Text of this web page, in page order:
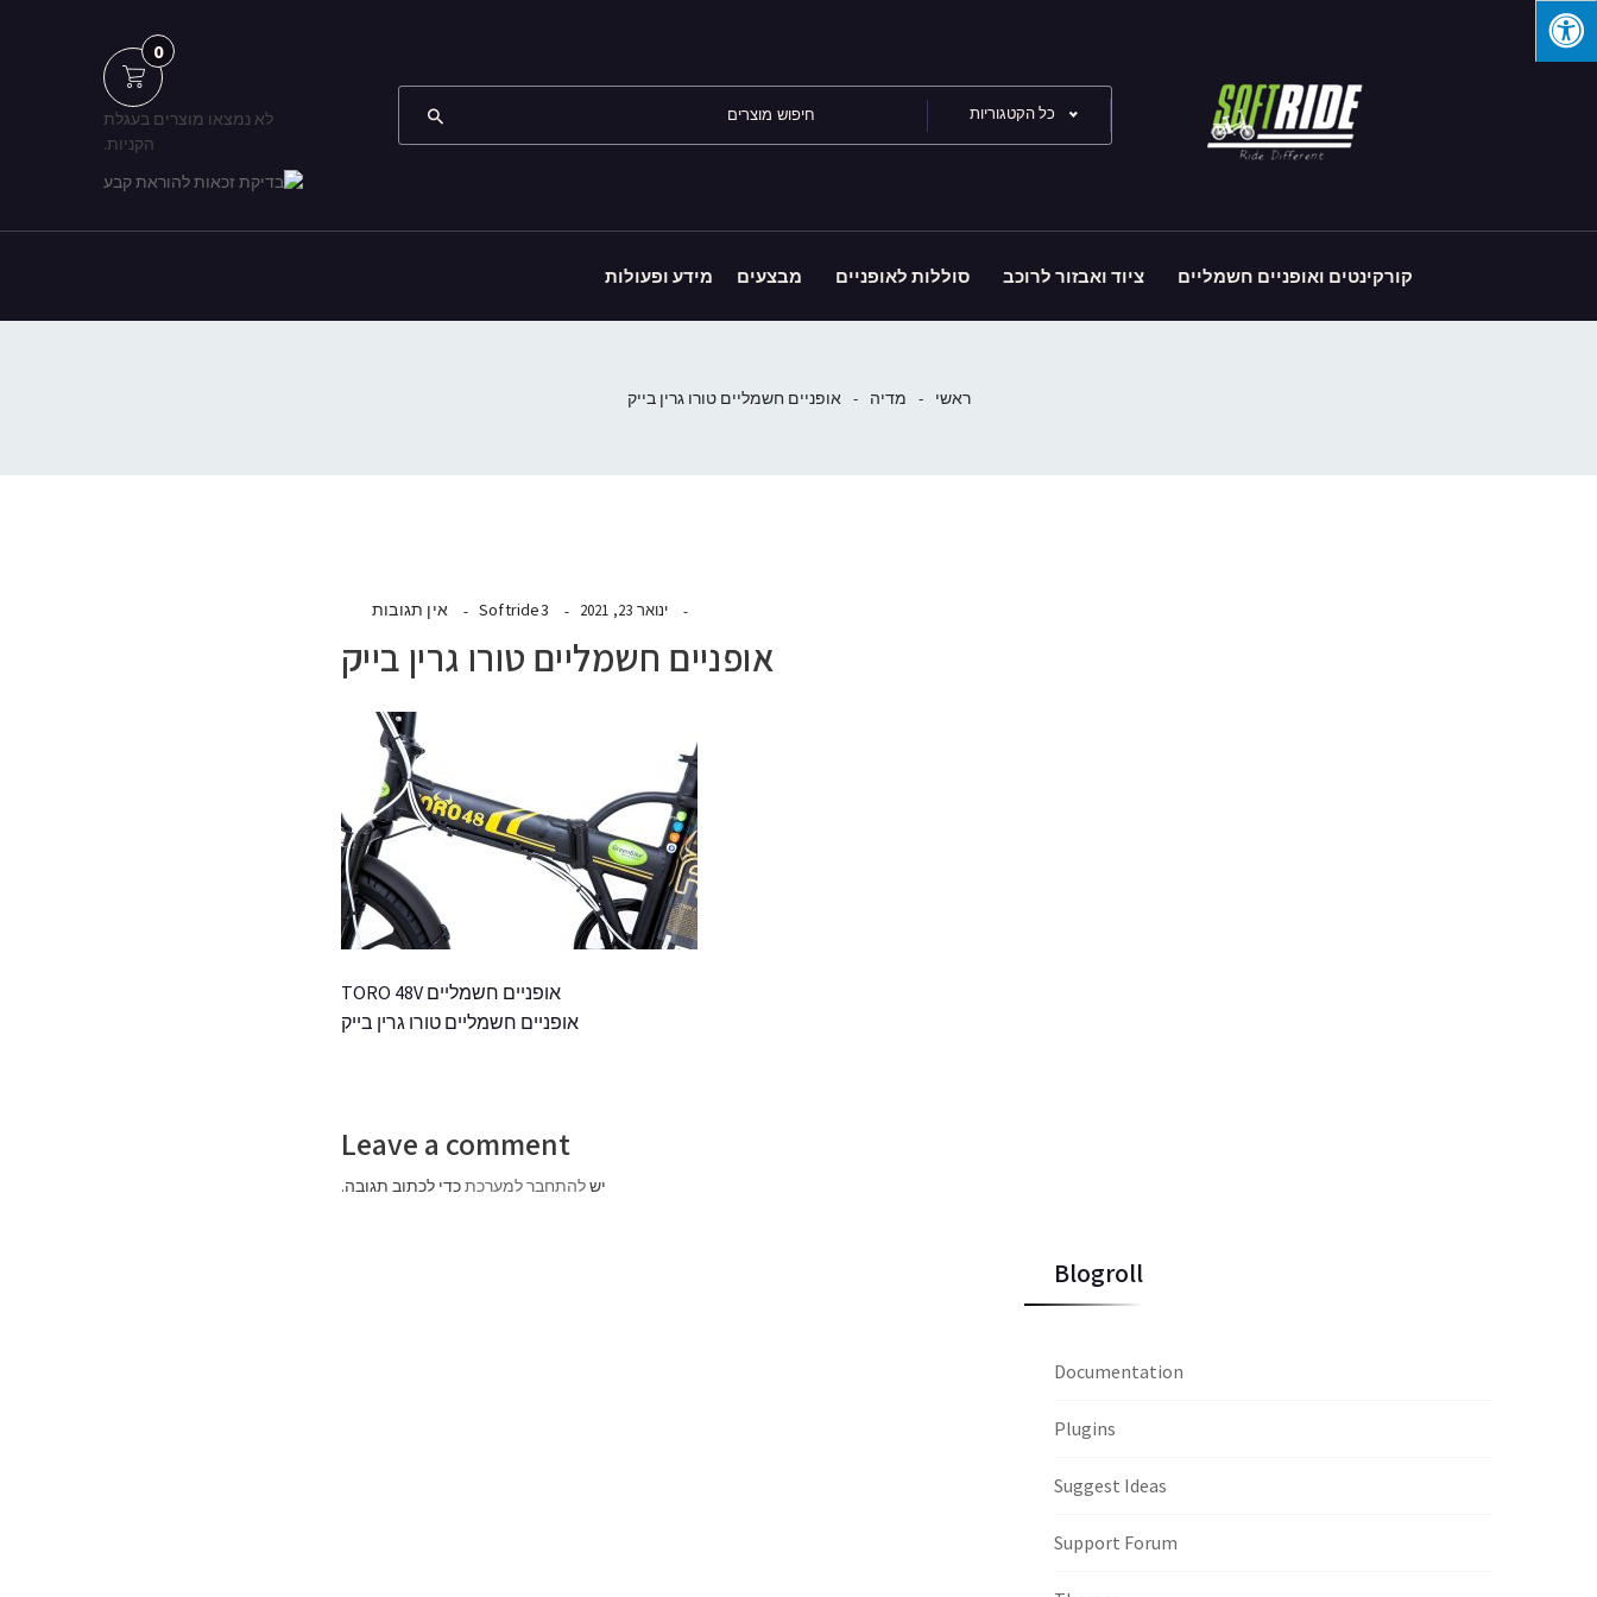
כל הקטגוריות
0
לא נמצאו מוצרים בעגלת
הקניות.
קורקינטים ואופניים חשמליים ציוד ואבזור לרוכב סוללות לאופניים מבצעים מידע ופעולות
ראשי - מדיה - אופניים חשמליים טורו גרין בייק
ינואר 23, 2021 Softride3 אין תגובות
אופניים חשמליים טורו גרין בייק
אופניים חשמליים TORO 48V
אופניים חשמליים טורו גרין בייק
Leave a comment
ישלהתחבר למערכתכדי לכתוב תגובה.
Blogroll
Documentation
Plugins
Suggest Ideas
Support Forum